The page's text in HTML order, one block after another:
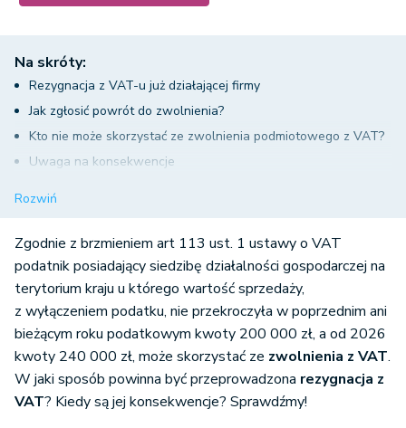
Na skróty:
Rezygnacja z VAT-u już działającej firmy
Jak zgłosić powrót do zwolnienia?
Kto nie może skorzystać ze zwolnienia podmiotowego z VAT?
Uwaga na konsekwencje
Korekta VAT - wyposażenie i środki trwałe o wartości
początkowej nie przekraczającej 15 000 zł
Korekta VAT - towary handlowe
Powrót do zwolnienia z VAT w systemie wFirma.pl
Rozwiń
Zgodnie z brzmieniem art 113 ust. 1 ustawy o VAT
podatnik posiadający siedzibę działalności gospodarczej na
terytorium kraju u którego wartość sprzedaży,
z wyłączeniem podatku, nie przekroczyła w poprzednim ani
bieżącym roku podatkowym kwoty 200 000 zł, a od 2026
kwoty 240 000 zł, może skorzystać ze zwolnienia z VAT.
W jaki sposób powinna być przeprowadzona rezygnacja z
VAT? Kiedy są jej konsekwencje? Sprawdźmy!